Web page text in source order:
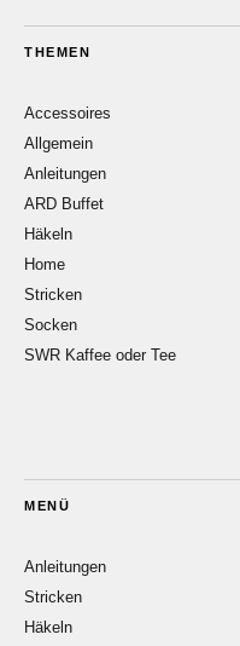
THEMEN
Accessoires
Allgemein
Anleitungen
ARD Buffet
Häkeln
Home
Stricken
Socken
SWR Kaffee oder Tee
MENÜ
Anleitungen
Stricken
Häkeln